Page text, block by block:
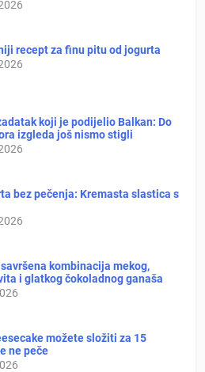
recept za finu pitu od jogurta
koji je podijelio Balkan: Do
izgleda još nismo stigli
bez pečenja: Kremasta slastica s
kombinacija mekog,
i glatkog čokoladnog ganaša
možete složiti za 15
ne peče